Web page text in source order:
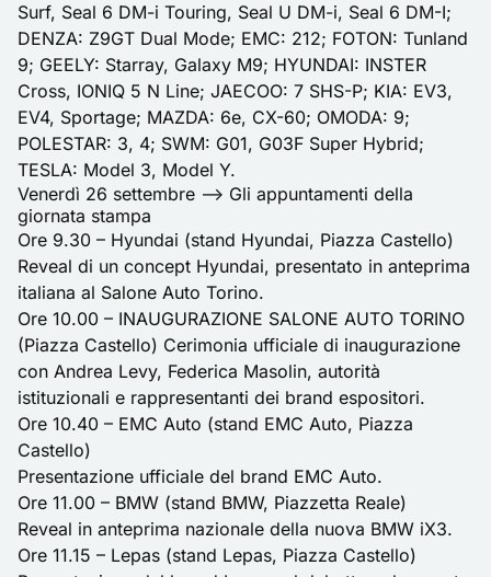
Surf, Seal 6 DM-i Touring, Seal U DM-i, Seal 6 DM-I;
DENZA: Z9GT Dual Mode; EMC: 212; FOTON: Tunland
9; GEELY: Starray, Galaxy M9; HYUNDAI: INSTER
Cross, IONIQ 5 N Line; JAECOO: 7 SHS-P; KIA: EV3,
EV4, Sportage; MAZDA: 6e, CX-60; OMODA: 9;
POLESTAR: 3, 4; SWM: G01, G03F Super Hybrid;
TESLA: Model 3, Model Y.
Venerdì 26 settembre –> Gli appuntamenti della
giornata stampa
Ore 9.30 – Hyundai (stand Hyundai, Piazza Castello)
Reveal di un concept Hyundai, presentato in anteprima
italiana al Salone Auto Torino.
Ore 10.00 – INAUGURAZIONE SALONE AUTO TORINO
(Piazza Castello) Cerimonia ufficiale di inaugurazione
con Andrea Levy, Federica Masolin, autorità
istituzionali e rappresentanti dei brand espositori.
Ore 10.40 – EMC Auto (stand EMC Auto, Piazza
Castello)
Presentazione ufficiale del brand EMC Auto.
Ore 11.00 – BMW (stand BMW, Piazzetta Reale)
Reveal in anteprima nazionale della nuova BMW iX3.
Ore 11.15 – Lepas (stand Lepas, Piazza Castello)